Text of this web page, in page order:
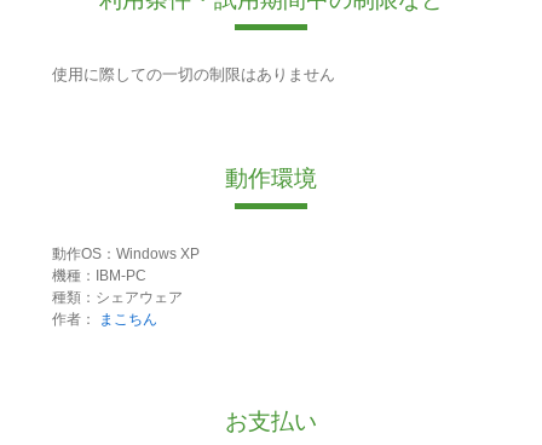
使用に際しての一切の制限はありません
動作環境
動作OS：Windows XP
機種：IBM-PC
種類：シェアウェア
作者：
まこちん
お支払い